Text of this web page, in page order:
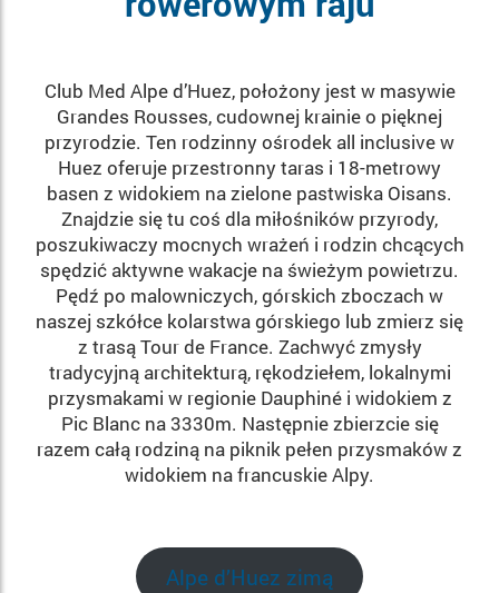
Club Med Alpe d’Huez, położony jest w masywie
Grandes Rousses, cudownej krainie o pięknej
przyrodzie. Ten rodzinny ośrodek all inclusive w
Huez oferuje przestronny taras i 18-metrowy
basen z widokiem na zielone pastwiska Oisans.
Znajdzie się tu coś dla miłośników przyrody,
poszukiwaczy mocnych wrażeń i rodzin chcących
spędzić aktywne wakacje na świeżym powietrzu.
Pędź po malowniczych, górskich zboczach w
naszej szkółce kolarstwa górskiego lub zmierz się
z trasą Tour de France. Zachwyć zmysły
tradycyjną architekturą, rękodziełem, lokalnymi
przysmakami w regionie Dauphiné i widokiem z
Pic Blanc na 3330m. Następnie zbierzcie się
razem całą rodziną na piknik pełen przysmaków z
widokiem na francuskie Alpy.
Alpe d’Huez zimą